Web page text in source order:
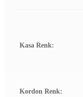
Kasa Renk:
Kordon Renk: